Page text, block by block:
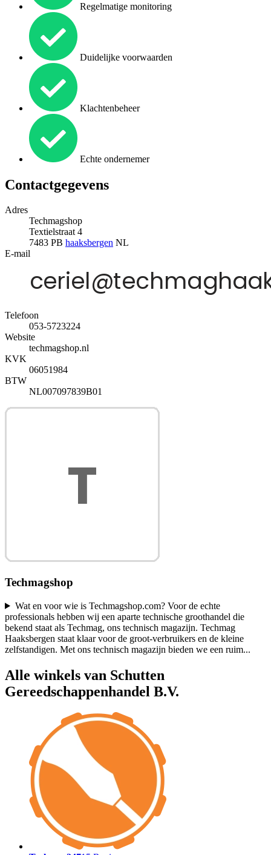
Regelmatige monitoring
Duidelijke voorwaarden
Klachtenbeheer
Echte ondernemer
Contactgegevens
Adres
Techmagshop
Textielstraat 4
7483 PB haaksbergen NL
E-mail
Telefoon
053-5723224
Website
techmagshop.nl
KVK
06051984
BTW
NL007097839B01
Techmagshop
Wat en voor wie is Techmagshop.com? Voor de echte
professionals hebben wij een aparte technische groothandel die
bekend staat als Techmag, ons technisch magazijn. Techmag
Haaksbergen staat klaar voor de groot-verbruikers en de kleine
zelfstandigen. Met ons technisch magazijn bieden we een ruim...
Alle winkels van Schutten
Gereedschappenhandel B.V.